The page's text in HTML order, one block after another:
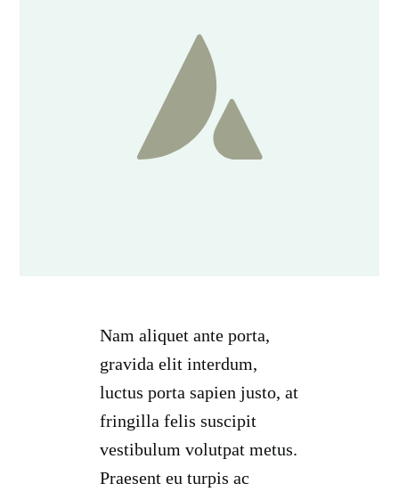
Nam aliquet ante porta,
gravida elit interdum,
luctus porta sapien justo, at
fringilla felis suscipit
vestibulum volutpat metus.
Praesent eu turpis ac